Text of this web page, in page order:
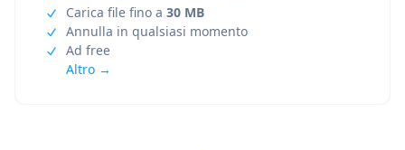
Carica file fino a 30 MB
Annulla in qualsiasi momento
Ad free
Altro →